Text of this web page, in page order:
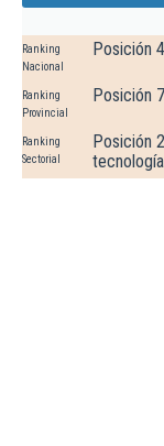
Ranking
Nacional
Posición
Ranking
Provincial
Posición
Ranking
Sectorial
Posición